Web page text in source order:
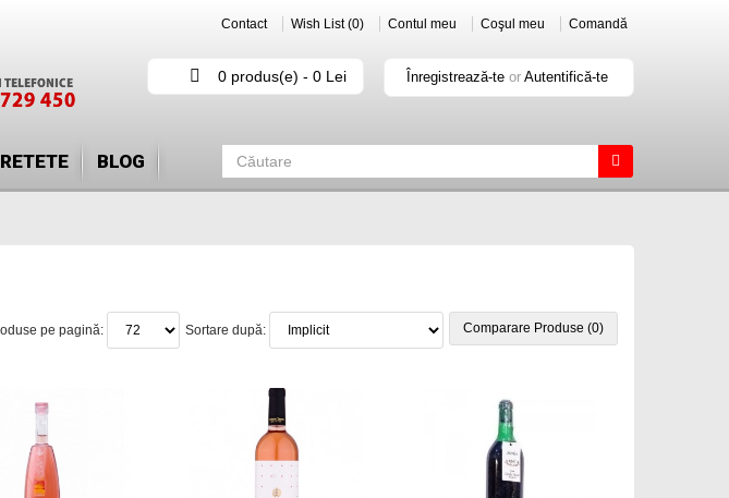
Contact Wish List (0) Contul meu Coşul meu Comandă
0 produs(e) - 0 Lei Înregistrează-te orAutentifică-te
RETETE BLOG
Comparare Produse (0)
Sortare după:
pe pagină: